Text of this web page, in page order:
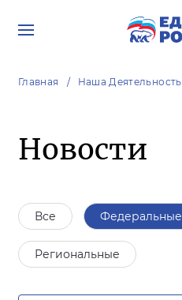
Главная Наша Деятельность
Новости
Все Федеральные
Региональные